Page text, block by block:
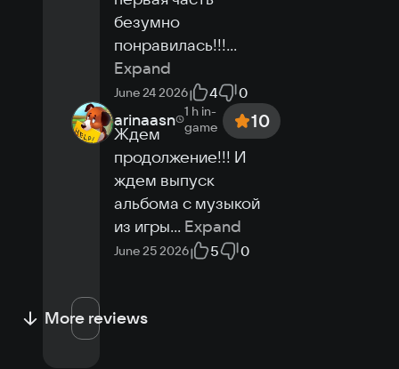
безумно
понравилась!!!...
Expand
June 24 2026 4 0
arinaasn 1 h in-
game
10
Ждем
продолжение!!! И
ждем выпуск
альбома с музыкой
из игры... Expand
June 25 2026 5 0
More reviews